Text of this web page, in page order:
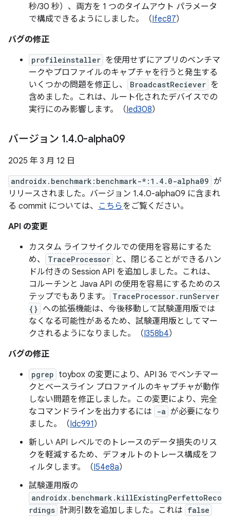
秒/30 秒）、両方を 1 つのタイムアウト パラメータ
で構成できるようにしました。（Ifec87）
バグの修正
profileinstaller を使用せずにアプリのベンチマ
ークやプロファイルのキャプチャを行うと発生する
いくつかの問題を修正し、
BroadcastReciever を
含めました。これは、ルート化されたデバイスでの
実行にのみ影響します。（Ied308）
バージョン 1.4.0-alpha09
2025 年 3 月 12 日
androidx.benchmark:benchmark-*:1.4.0-alpha09 が
リリースされました。バージョン 1.4.0-alpha09 に含まれ
る commit については、 こちらをご覧ください。
API の変更
カスタム ライフサイクルでの使用を容易にするた
め、
TraceProcessor
と、閉じることができるハン
ドル付きの Session API を追加しました。これは、
コルーチンと Java API の使用を容易にするためのス
テップでもあります。
TraceProcessor.runServer
{} への拡張機能は、今後移動して試験運用版では
なくなる可能性があるため、試験運用版としてマー
クされるようになりました。（I358b4）
バグの修正
pgrep toybox の変更により、API 36 でベンチマー
クとベースライン プロファイルのキャプチャが動作
しない問題を修正しました。この変更により、完全
なコマンドラインを出力するには
-a が必要になり
ました。（Idc991）
新しい API レベルでのトレースのデータ損失のリス
クを軽減するため、デフォルトのトレース構成をフ
ィルタします。（I54e8a）
試験運用版の
androidx.benchmark.killExistingPerfettoReco
rdings 計測引数を追加しました。これは false